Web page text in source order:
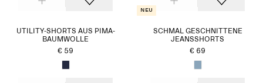
UTILITY-SHORTS AUS PIMA-
BAUMWOLLE
€ 59
Neu
SCHMAL GESCHNITTENE
JEANSSHORTS
€ 69